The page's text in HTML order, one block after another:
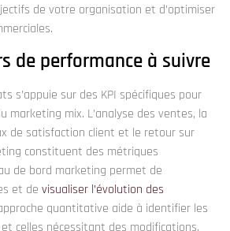
de votre organisation et d’optimiser
de performance à suivre
s’appuie sur des KPI spécifiques pour
marketing mix. L’analyse des ventes, la
de satisfaction client et le retour sur
constituent des métriques
de bord marketing permet de
et de visualiser l’évolution des
quantitative aide à identifier les